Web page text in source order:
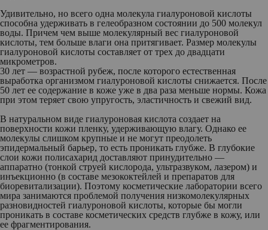
Удивительно, но всего одна молекула гиалуроновой кислоты
способна удерживать в гелеобразном состоянии до 500 молекул
воды. Причем чем выше молекулярный вес гиалуроновой
кислоты, тем больше влаги она притягивает. Размер молекулы
гиалуроновой кислоты составляет от трех до двадцати
микрометров.
30 лет — возрастной рубеж, после которого естественная
выработка организмом гиалуроновой кислоты снижается. После
50 лет ее содержание в коже уже в два раза меньше нормы. Кожа
при этом теряет свою упругость, эластичность и свежий вид.
В натуральном виде гиалуроновая кислота создает на
поверхности кожи пленку, удерживающую влагу. Однако ее
молекулы слишком крупные и не могут преодолеть
эпидермальный барьер, то есть проникать глубже. В глубокие
слои кожи полисахарид доставляют принудительно —
аппаратно (тонкой струей кислорода, ультразвуком, лазером) и
инъекционно (в составе мезококтейлей и препаратов для
биоревитализации). Поэтому косметические лаборатории всего
мира занимаются проблемой получения низкомолекулярных
разновидностей гиалуроновой кислоты, которые бы могли
проникать в составе косметических средств глубже в кожу, или
ее фрагментирования.